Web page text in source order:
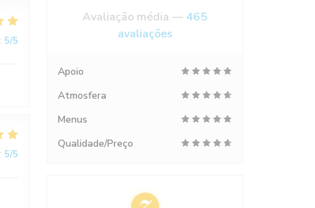
: 5/5
: 5/5
Avaliação média — 465
avaliações
Apoio
Atmosfera
Menus
Qualidade/Preço